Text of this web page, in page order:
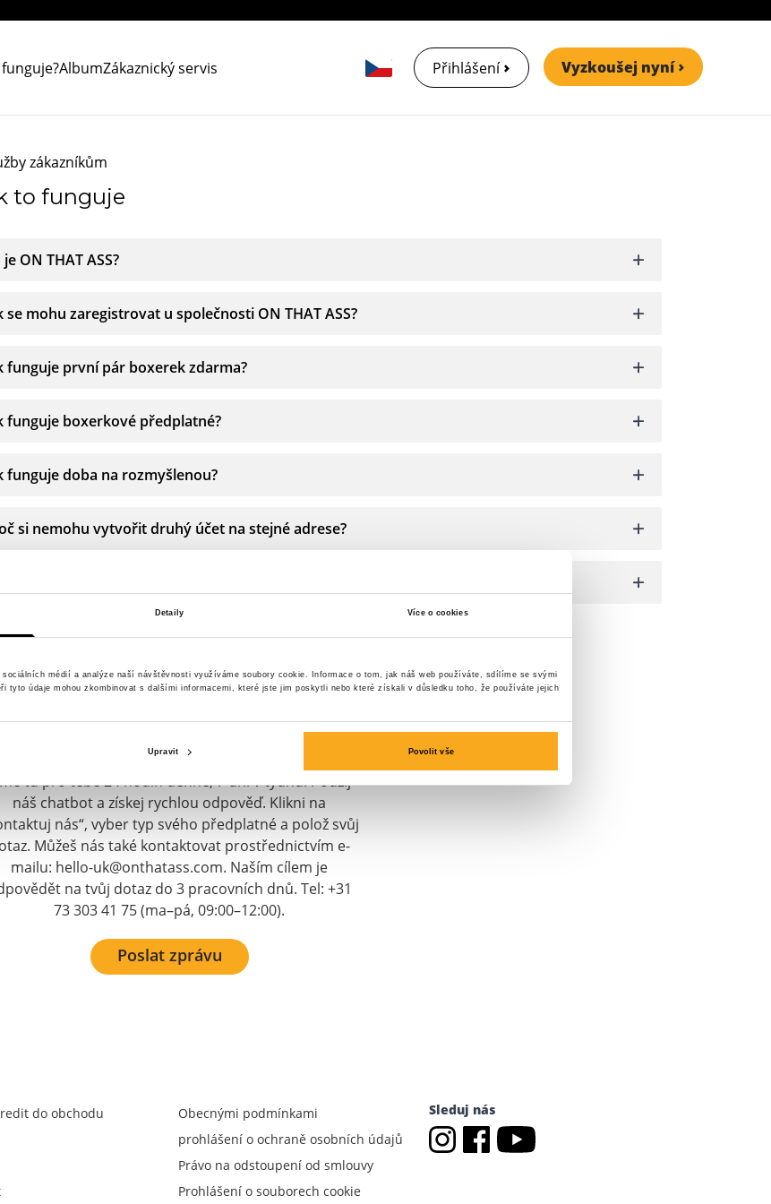
Detaily Více o cookies
médií a analýze naší návštěvnosti využíváme soubory cookie. Informace o tom, jak náš web používáte, sdílíme se svými
tyto údaje mohou zkombinovat s dalšími informacemi, které jste jim poskytli nebo které získali v důsledku toho, že používáte jejich
Upravit Povolit vše
funguje?AlbumZákaznický servis Přihlášení Vyzkoušej nyní
zákazníkům
to funguje
je ON THAT ASS?
se mohu zaregistrovat u společnosti ON THAT ASS?
funguje první pár boxerek zdarma?
funguje boxerkové předplatné?
funguje doba na rozmyšlenou?
si nemohu vytvořit druhý účet na stejné adrese?
Prosím kontaktuj nás
tu pro tebe 24 hodin denně, 7 dní v týdnu! Použij
náš chatbot a získej rychlou odpověď. Klikni na
nás“, vyber typ svého předplatné a polož svůj
Můžeš nás také kontaktovat prostřednictvím e-
mailu: hello-uk@onthatass.com. Naším cílem je
na tvůj dotaz do 3 pracovních dnů. Tel: +31
73 303 41 75 (ma–pá, 09:00–12:00).
Poslat zprávu
do obchodu
Obecnými podmínkami
prohlášení o ochraně osobních údajů
Právo na odstoupení od smlouvy
Prohlášení o souborech cookie
Sleduj nás